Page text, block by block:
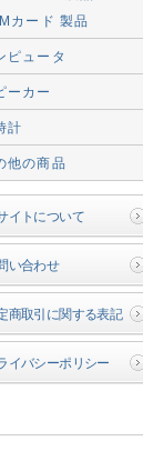
カード 製品
ピュータ
ーカー
計
他の商品
イトについて
い合わせ
商取引に関する表記
イバシーポリシー